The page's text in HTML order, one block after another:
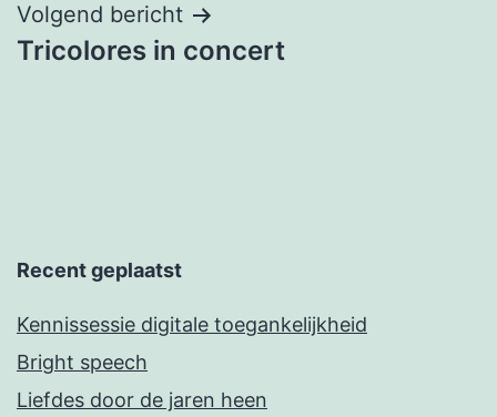
Volgend bericht
Tricolores in concert
Recent geplaatst
Kennissessie digitale toegankelijkheid
Bright speech
Liefdes door de jaren heen